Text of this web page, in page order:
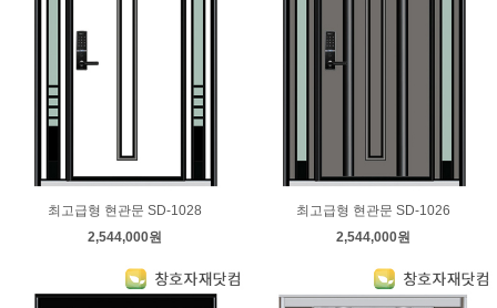
최고급형 현관문 SD-1028
2,544,000원
최고급형 현관문 SD-1026
2,544,000원